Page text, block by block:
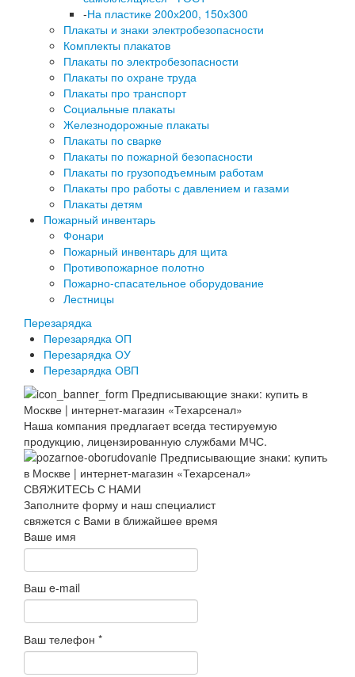
-На пластике 200х200, 150х300
Плакаты и знаки электробезопасности
Комплекты плакатов
Плакаты по электробезопасности
Плакаты по охране труда
Плакаты про транспорт
Социальные плакаты
Железнодорожные плакаты
Плакаты по сварке
Плакаты по пожарной безопасности
Плакаты по грузоподъемным работам
Плакаты про работы с давлением и газами
Плакаты детям
Пожарный инвентарь
Фонари
Пожарный инвентарь для щита
Противопожарное полотно
Пожарно-спасательное оборудование
Лестницы
Перезарядка
Перезарядка ОП
Перезарядка ОУ
Перезарядка ОВП
Наша компания предлагает всегда тестируемую
продукцию, лицензированную службами МЧС.
СВЯЖИТЕСЬ С НАМИ
Заполните форму и наш специалист
свяжется с Вами в ближайшее время
Ваше имя
Ваш e-mail
Ваш телефон *